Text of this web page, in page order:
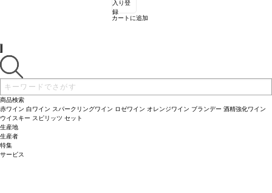
入り登
録
カートに追加
商品検索
赤ワイン 白ワイン スパークリングワイン ロゼワイン オレンジワイン ブランデー 酒精強化ワイン
ウイスキー スピリッツ セット
生産地
生産者
特集
サービス